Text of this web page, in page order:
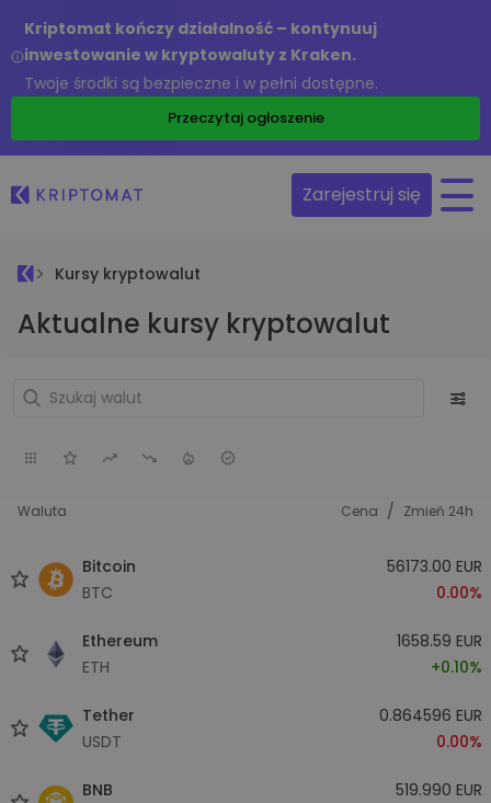
Kriptomat kończy działalność – kontynuuj
inwestowanie w kryptowaluty z Kraken.
Twoje środki są bezpieczne i w pełni dostępne.
Przeczytaj ogłoszenie
Zarejestruj się
Kursy kryptowalut
Aktualne kursy kryptowalut
Waluta Cena / Zmień 24h
Bitcoin
BTC
56173.00 EUR
0.00%
Ethereum
ETH
1658.59 EUR
+0.10%
Tether
USDT
0.864596 EUR
0.00%
BNB
519.990 EUR